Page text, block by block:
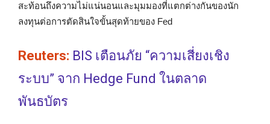
สะท้อนถึงความไม่แน่นอนและมุมมองที่แตกต่างกันของนัก
ลงทุนต่อการตัดสินใจขั้นสุดท้ายของ Fed
Reuters: BIS เตือนภัย “ความเสี่ยงเชิง
ระบบ” จาก Hedge Fund ในตลาด
พันธบัตร